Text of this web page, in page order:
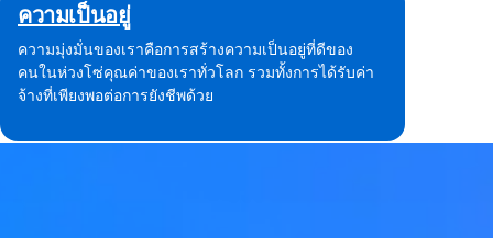
ความเป็นอยู่
ความมุ่งมั่นของเราคือการสร้างความเป็นอยู่ที่ดีของ
คนในห่วงโซ่คุณค่าของเราทั่วโลก รวมทั้งการได้รับค่า
จ้างที่เพียงพอต่อการยังชีพด้วย